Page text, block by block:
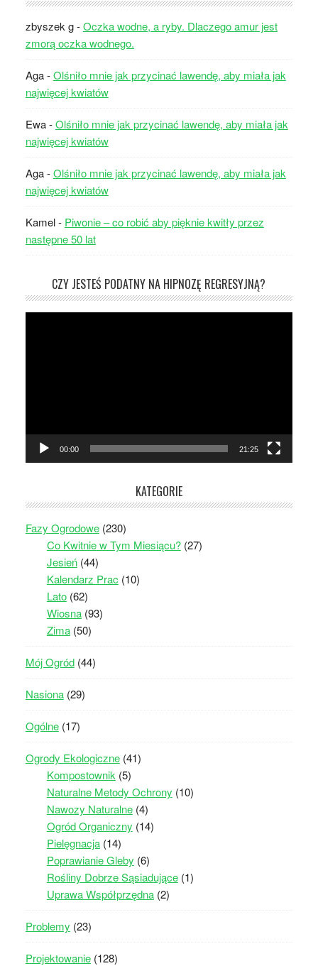
zbyszek g-Oczka wodne, a ryby. Dlaczego amur jest
zmorą oczka wodnego.
Aga-Olśniło mnie jak przycinać lawendę, aby miała jak
najwięcej kwiatów
Ewa-Olśniło mnie jak przycinać lawendę, aby miała jak
najwięcej kwiatów
Aga-Olśniło mnie jak przycinać lawendę, aby miała jak
najwięcej kwiatów
Kamel- Piwonie – co robić aby pięknie kwitły przez
następne 50 lat
CZY JESTEŚ PODATNY NA HIPNOZĘ REGRESYJNĄ?
00:00 21:25
KATEGORIE
Fazy Ogrodowe(230)
Co Kwitnie w Tym Miesiącu?(27)
Jesień(44)
Kalendarz Prac (10)
Lato(62)
Wiosna(93)
Zima(50)
Mój Ogród(44)
Nasiona(29)
Ogólne(17)
Ogrody Ekologiczne(41)
Kompostownik (5)
Naturalne Metody Ochrony (10)
Nawozy Naturalne(4)
Ogród Organiczny (14)
Pielęgnacja(14)
Poprawianie Gleby (6)
Rośliny Dobrze Sąsiadujące(1)
Uprawa Współprzędna(2)
Problemy (23)
Projektowanie(128)